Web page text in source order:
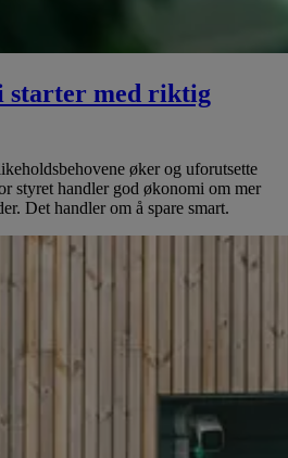
starter med riktig
øker og uforutsette
styret handler god økonomi om mer
Det handler om å spare smart.